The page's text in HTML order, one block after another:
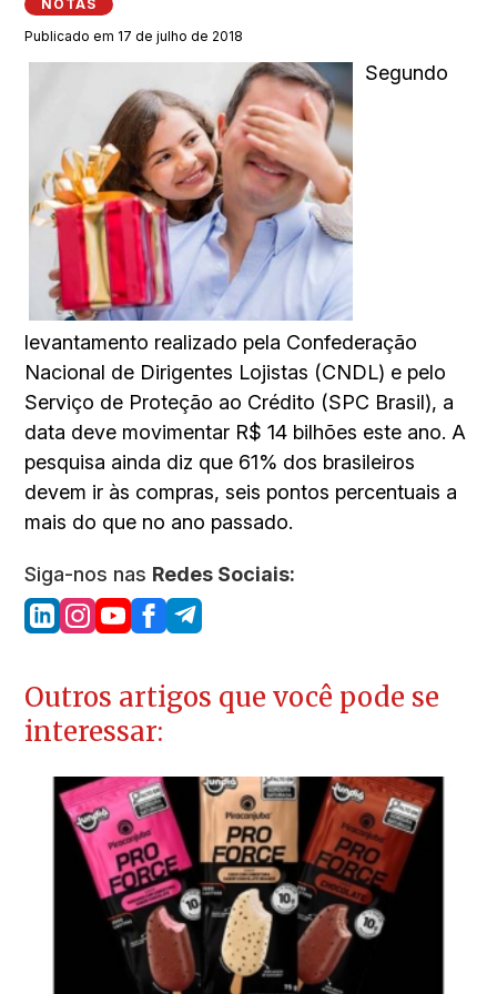
NOTAS
Publicado em 17 de julho de 2018
Segundo
levantamento realizado pela Confederação
Nacional de Dirigentes Lojistas (CNDL) e pelo
Serviço de Proteção ao Crédito (SPC Brasil), a
data deve movimentar R$ 14 bilhões este ano. A
pesquisa ainda diz que 61% dos brasileiros
devem ir às compras, seis pontos percentuais a
mais do que no ano passado.
Siga-nos nas Redes Sociais:
Outros artigos que você pode se
interessar: